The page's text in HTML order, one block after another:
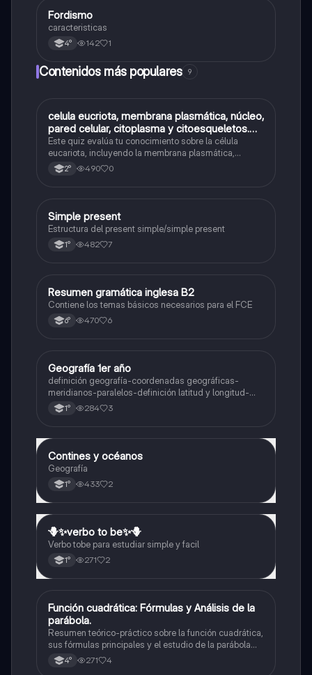
Otros
Fordismo
caracteristicas
4° 142 1
Contenidos más populares 9
CBiología
celula eucriota, membrana plasmática, núcleo,
pared celular, citoplasma y citoesqueletos.
nombre se las partes de la celula eucariota
Este quiz evalúa tu conocimiento sobre la célula
eucariota, incluyendo la membrana plasmática,
núcleo, pared celular, citoplasma y citoesqueleto.
2° 490 0
Inglés
Simple present
Estructura del present simple/simple present
1° 482 7
Inglés
Resumen gramática inglesa B2
Contiene los temas básicos necesarios para el FCE
6° 470 6
Geografía
Geografía 1er año
definición geografía-coordenadas geográficas-
meridianos-paralelos-definición latitud y longitud-
elementos del mapa-definición mapa-localización
relativa y absoluta
1° 284 3
Geografía
Contines y océanos
Geografía
1° 433 2
Inglés
🪻✨️verbo to be✨️🪻
Verbo tobe para estudiar simple y facil
1° 271 2
Matemáticas
Función cuadrática: Fórmulas y Análisis de la
parábola.
Resumen teórico-práctico sobre la función cuadrática,
sus fórmulas principales y el estudio de la parábola
como representación gráfica.Incluye desarrollo de la
forma general, cálculo de raíces, vértice y elementos
4° 271 4